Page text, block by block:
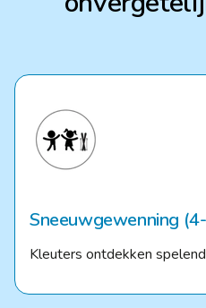
Sneeuwgewenning
Kleuters ontdekken